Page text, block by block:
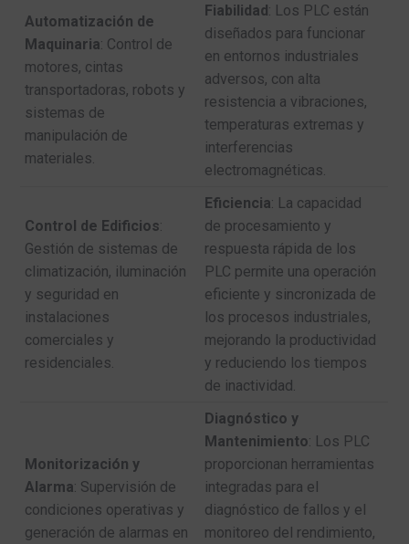
Automatización de
Maquinaria: Control de
motores, cintas
transportadoras, robots y
sistemas de
manipulación de
materiales.
Fiabilidad: Los PLC están
diseñados para funcionar
en entornos industriales
adversos, con alta
resistencia a vibraciones,
temperaturas extremas y
interferencias
electromagnéticas.
Control de Edificios:
Gestión de sistemas de
climatización, iluminación
y seguridad en
instalaciones
comerciales y
residenciales.
Eficiencia: La capacidad
de procesamiento y
respuesta rápida de los
PLC permite una operación
eficiente y sincronizada de
los procesos industriales,
mejorando la productividad
y reduciendo los tiempos
de inactividad.
Monitorización y
Alarma: Supervisión de
condiciones operativas y
generación de alarmas en
Diagnóstico y
Mantenimiento: Los PLC
proporcionan herramientas
integradas para el
diagnóstico de fallos y el
monitoreo del rendimiento,